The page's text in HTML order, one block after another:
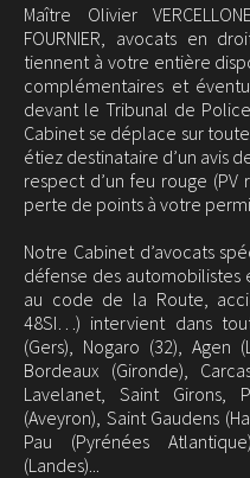
Maître Olivier
FOURNIER, avocats en
tiennent à votre entière
complémentaires et
devant le Tribunal de
Cabinet se déplace sur
étiez destinataire d’un avis
respect d’un feu rouge
perte de points à votre
Notre Cabinet d’avocats
défense des automobilistes
au code de la Route,
48SI…) intervient dans
(Gers), Nogaro (32), Agen
Bordeaux (Gironde),
Lavelanet, Saint Girons,
(Aveyron), Saint Gaudens
Pau (Pyrénées
(Landes)...